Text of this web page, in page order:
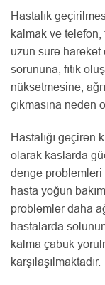
Hastalık
kalmak ve
uzun süre hareket
sorununa, fıtık
nüksetmesine,
çıkmasına neden
Hastalığı geçiren
olarak kaslarda
denge problemleri
hasta yoğun
problemler daha
hastalarda
kalma çabuk
karşılaşılmaktadır.